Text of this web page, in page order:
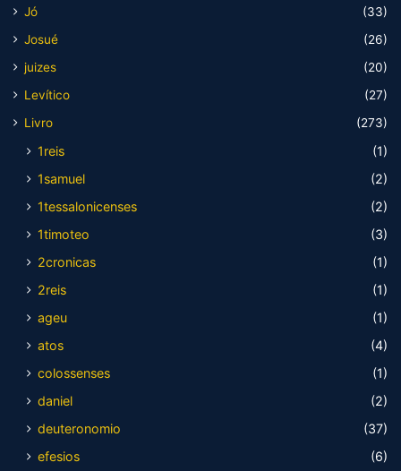
Jó
(33)
Josué
(26)
juizes
(20)
Levítico
(27)
Livro
(273)
1reis
(1)
1samuel
(2)
1tessalonicenses
(2)
1timoteo
(3)
2cronicas
(1)
2reis
(1)
ageu
(1)
atos
(4)
colossenses
(1)
daniel
(2)
deuteronomio
(37)
efesios
(6)